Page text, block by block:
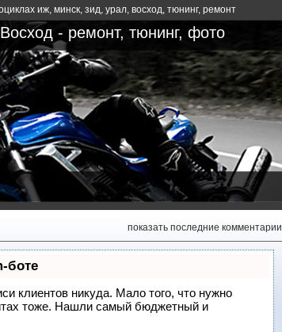
иж, минск, зид, урал, восход,тюнинг,ремонт
- ремонт, тюнинг, фото
показать последние комментарии
боте
клиентов никуда. Мало того, что нужно
тоже. Нашли самый бюджетный и